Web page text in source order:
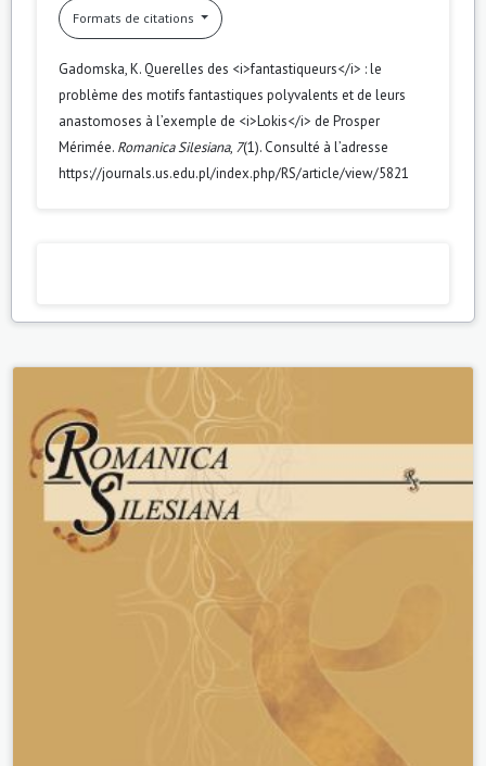
Formats de citations
Gadomska, K. Querelles des <i>fantastiqueurs</i> : le
problème des motifs fantastiques polyvalents et de leurs
anastomoses à l’exemple de <i>Lokis</i> de Prosper
Mérimée. Romanica Silesiana, 7(1). Consulté à l’adresse
https://journals.us.edu.pl/index.php/RS/article/view/5821